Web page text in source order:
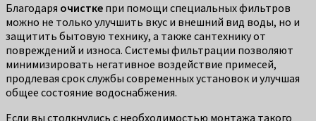
Благодаря очистке при помощи специальных фильтров
можно не только улучшить вкус и внешний вид воды, но и
защитить бытовую технику, а также сантехнику от
повреждений и износа. Системы фильтрации позволяют
минимизировать негативное воздействие примесей,
продлевая срок службы современных установок и улучшая
общее состояние водоснабжения.
Если вы столкнулись с необходимостью монтажа такого